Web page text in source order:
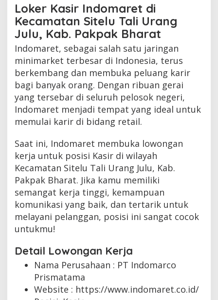
Loker Kasir Indomaret di
Kecamatan Sitelu Tali Urang
Julu, Kab. Pakpak Bharat
Indomaret, sebagai salah satu jaringan
minimarket terbesar di Indonesia, terus
berkembang dan membuka peluang karir
bagi banyak orang. Dengan ribuan gerai
yang tersebar di seluruh pelosok negeri,
Indomaret menjadi tempat yang ideal untuk
memulai karir di bidang retail.
Saat ini, Indomaret membuka lowongan
kerja untuk posisi Kasir di wilayah
Kecamatan Sitelu Tali Urang Julu, Kab.
Pakpak Bharat. Jika kamu memiliki
semangat kerja tinggi, kemampuan
komunikasi yang baik, dan tertarik untuk
melayani pelanggan, posisi ini sangat cocok
untukmu!
Detail Lowongan Kerja
Nama Perusahaan : PT Indomarco
Prismatama
Website : https://www.indomaret.co.id/